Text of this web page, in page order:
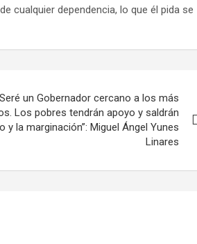
cualquier dependencia, lo que él pida se
un Gobernador cercano a los más
Los pobres tendrán apoyo y saldrán
y la marginación”: Miguel Ángel Yunes
Linares